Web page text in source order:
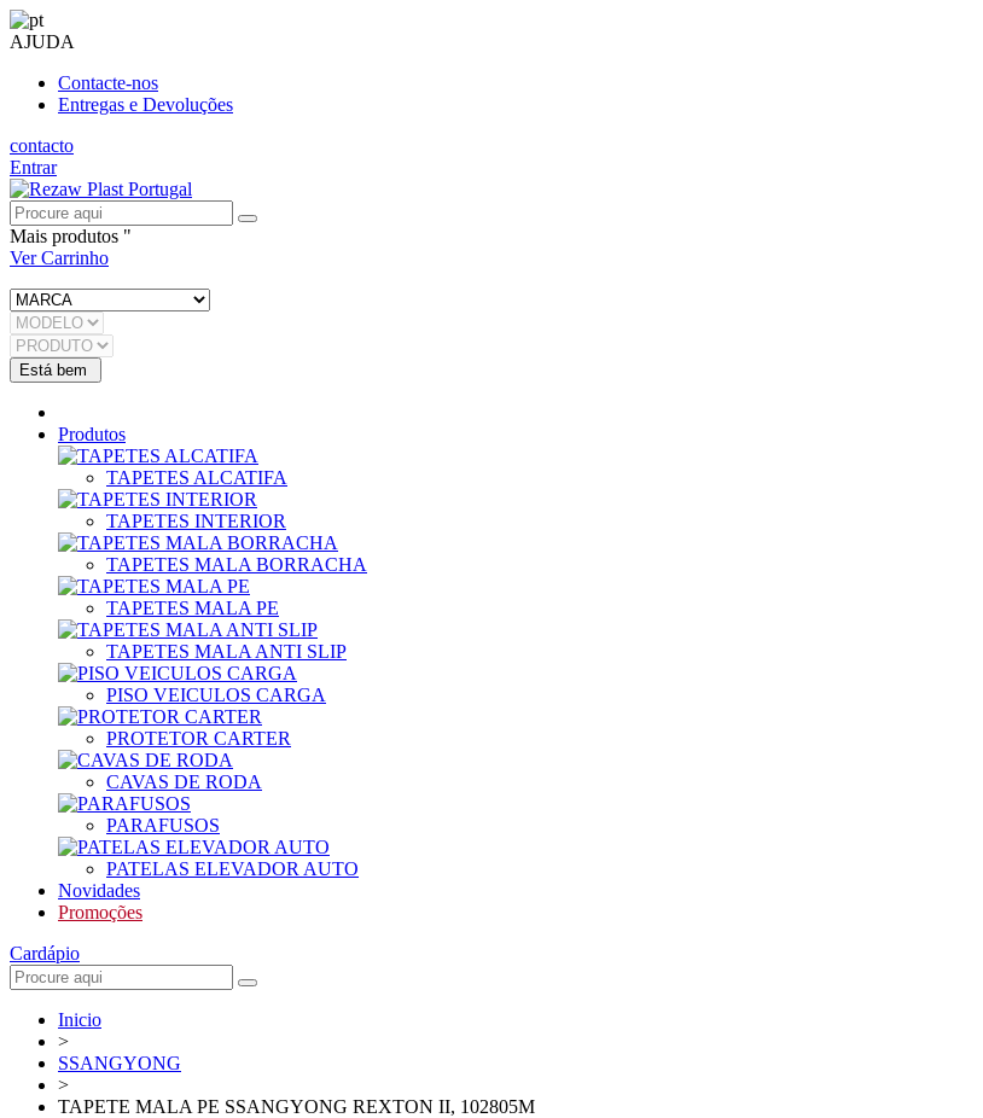
AJUDA
Contacte-nos
Entregas e Devoluções
contacto
Entrar
Mais produtos "
Ver Carrinho
Produtos
TAPETES ALCATIFA
TAPETES INTERIOR
TAPETES MALA BORRACHA
TAPETES MALA PE
TAPETES MALA ANTI SLIP
PISO VEICULOS CARGA
PROTETOR CARTER
CAVAS DE RODA
PARAFUSOS
PATELAS ELEVADOR AUTO
Novidades
Promoções
Cardápio
Inicio
>
SSANGYONG
>
TAPETE MALA PE SSANGYONG REXTON II, 102805M